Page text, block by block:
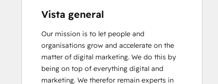
Inbound Marketing
Revenue Operations
SEO
Service Hub Software
Social Media Marketing Certification
Course
Vista general
Our mission is to let people and
organisations grow and accelerate on the
matter of digital marketing. We do this by
being on top of everything digital and
marketing. We therefor remain experts in